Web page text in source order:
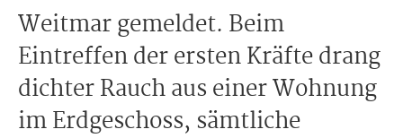
Weitmar gemeldet. Beim
Eintreffen der ersten Kräfte drang
dichter Rauch aus einer Wohnung
im Erdgeschoss, sämtliche